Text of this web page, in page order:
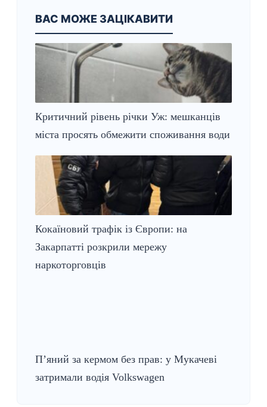
ВАС МОЖЕ ЗАЦІКАВИТИ
Критичний рівень річки Уж: мешканців
міста просять обмежити споживання води
Кокаїновий трафік із Європи: на
Закарпатті розкрили мережу
наркоторговців
П’яний за кермом без прав: у Мукачеві
затримали водія Volkswagen